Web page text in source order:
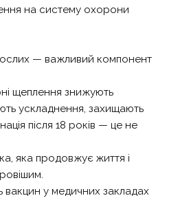
на систему охорони
— важливий компонент
щеплення знижують
ускладнення, захищають
після 18 років — це не
яка продовжує життя і
вакцин у медичних закладах